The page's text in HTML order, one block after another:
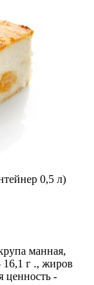
0,5 л)
манная,
16,1 г ., жиров
ценность -